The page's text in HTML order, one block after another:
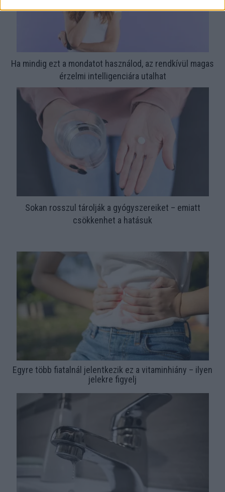
Ha mindig ezt a mondatot használod, az rendkívül magas
érzelmi intelligenciára utalhat
Sokan rosszul tárolják a gyógyszereiket – emiatt
csökkenhet a hatásuk
Egyre több fiatalnál jelentkezik ez a vitaminhiány – ilyen
jelekre figyelj